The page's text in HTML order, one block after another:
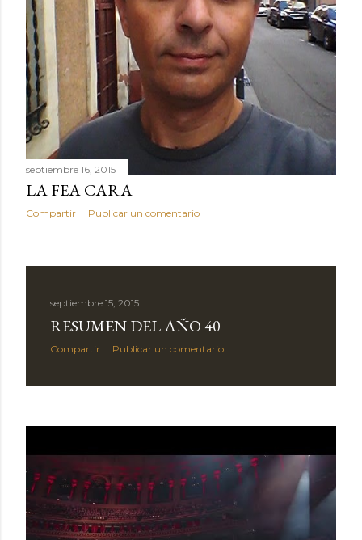
septiembre 16, 2015
LA FEA CARA
Compartir Publicar un comentario
septiembre 15, 2015
RESUMEN DEL AÑO 40
Compartir Publicar un comentario